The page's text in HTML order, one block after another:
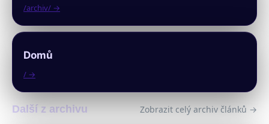
/archiv/ →
Domů
/ →
Další z archivu Zobrazit celý archiv článků →